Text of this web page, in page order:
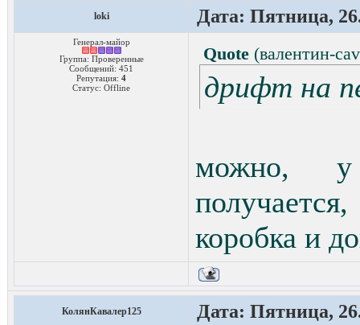
loki Дата: Пятница,
Генерал-майор
Группа: Проверенные
Сообщений: 451
Репутация: 4
Статус: Offline
Quote (валентин-
дрифт на
можно, у
коробка и
КолянКавалер125 Дата: Пятница,